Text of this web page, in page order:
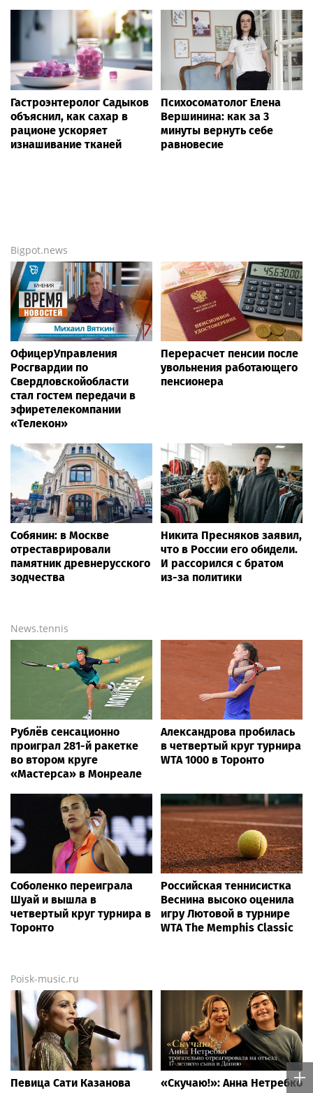
Гастроэнтеролог Садыков
объяснил, как сахар в
рационе ускоряет
изнашивание тканей
Психосоматолог Елена
Вершинина: как за 3
минуты вернуть себе
равновесие
Bigpot.news
ОфицерУправления
Росгвардии по
Свердловскойобласти
стал гостем передачи в
эфиретелекомпании
«Телекон»
Перерасчет пенсии после
увольнения работающего
пенсионера
Собянин: в Москве
отреставрировали
памятник древнерусского
зодчества
Никита Пресняков заявил,
что в России его обидели.
И рассорился с братом
из-за политики
News.tennis
Рублёв сенсационно
проиграл 281-й ракетке
во втором круге
«Мастерса» в Монреале
Александрова пробилась
в четвертый круг турнира
WTA 1000 в Торонто
Соболенко переиграла
Шуай и вышла в
четвертый круг турнира в
Торонто
Российская теннисистка
Веснина высоко оценила
игру Лютовой в турнире
WTA The Memphis Classic
Poisk-music.ru
Певица Сати Казанова
«Скучаю!»: Анна Нетребко